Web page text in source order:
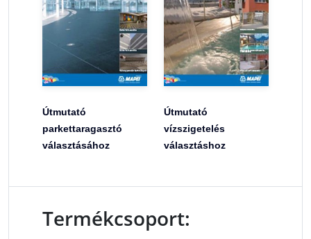
Útmutató
parkettaragasztó
választásához
Útmutató
vízszigetelés
választáshoz
Termékcsoport: